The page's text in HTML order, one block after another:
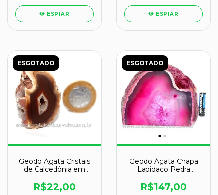
ESPIAR ESPIAR
ESGOTADO
Geodo Ágata Cristais
de Calcedônia em
R$22,00
ESGOTADO
Geodo Ágata Chapa
Lapidado Pedra
R$147,00